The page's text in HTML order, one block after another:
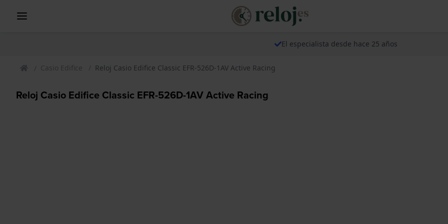
El especialista desde hace 25 años
Casio Edifice Reloj Casio Edifice Classic EFR-526D-1AV Active Racing
Reloj Casio Edifice Classic EFR-526D-1AV Active Racing